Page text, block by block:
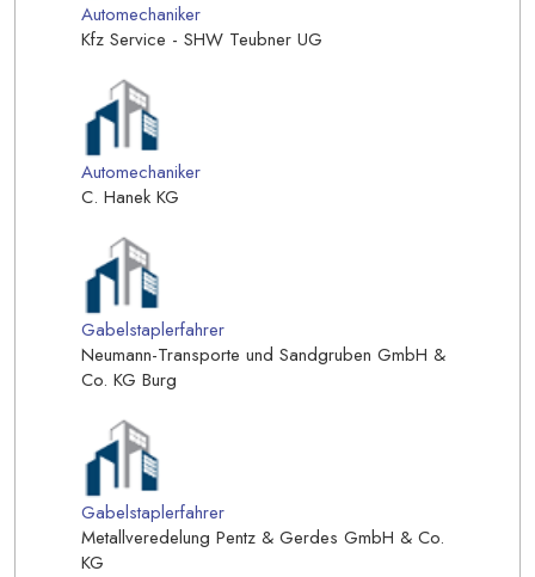
Automechaniker
Kfz Service - SHW Teubner UG
Automechaniker
C. Hanek KG
Gabelstaplerfahrer
Neumann-Transporte und Sandgruben GmbH &
Co. KG Burg
Gabelstaplerfahrer
Metallveredelung Pentz & Gerdes GmbH & Co.
KG